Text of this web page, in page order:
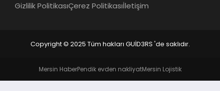
Gizlilik PolitikasıÇerez Politikasıİletişim
Copyright © 2025 Tüm hakları GUİD3RS 'de saklıdır.
Mersin HaberPendik evden nakliyatMersin Lojistik